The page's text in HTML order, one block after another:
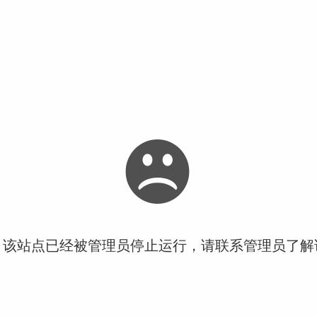
站点已经被管理员停止运行，请联系管理员了